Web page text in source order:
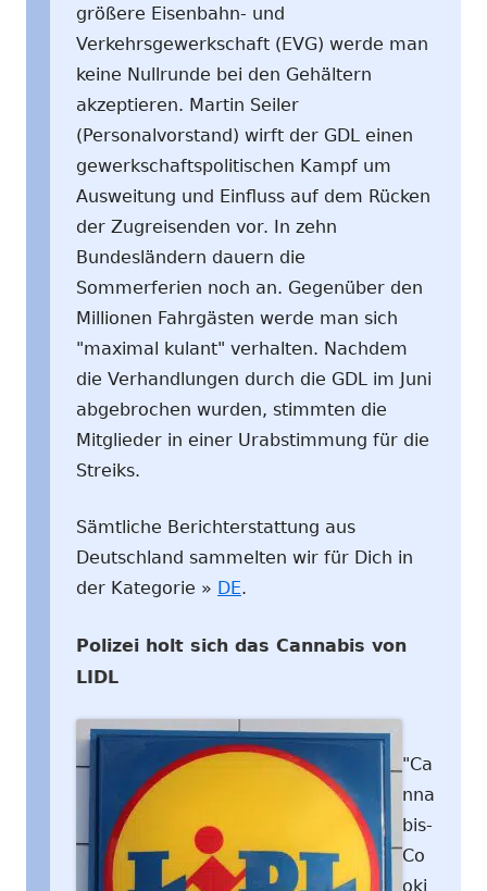
größere Eisenbahn- und
Verkehrsgewerkschaft (EVG) werde man
keine Nullrunde bei den Gehältern
akzeptieren. Martin Seiler
(Personalvorstand) wirft der GDL einen
gewerkschaftspolitischen Kampf um
Ausweitung und Einfluss auf dem Rücken
der Zugreisenden vor. In zehn
Bundesländern dauern die
Sommerferien noch an. Gegenüber den
Millionen Fahrgästen werde man sich
"maximal kulant" verhalten. Nachdem
die Verhandlungen durch die GDL im Juni
abgebrochen wurden, stimmten die
Mitglieder in einer Urabstimmung für die
Streiks.
Sämtliche Berichterstattung aus
Deutschland sammelten wir für Dich in
der Kategorie » DE.
Polizei holt sich das Cannabis von
LIDL
"Ca
nna
bis-
Co
oki